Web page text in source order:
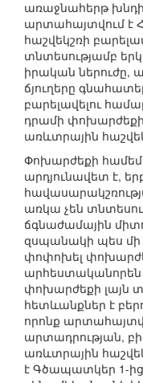
առաջնահերթ
արտահայտվում է
հաշվեկշռի
տնտեսությամբ
իրական
ճյուղերը
բարելավելու
դրամի փոխարժեքի
առևտրային
Փոխարժեքի
արդյունավետ է,
առկա չեն
ճգնաժամային
զսպանակի պես մի
փոփոխել
արհեստականորեն
փոխարժեքի լայն
հետևանքներ է
որոնք
արտադրության,
առևտրային
է Գծապատկեր 1-